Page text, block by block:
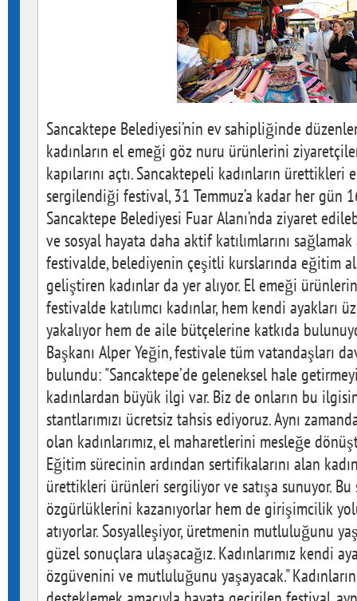
Sancaktepe Belediyesi’nin ev sahipliğinde
kadınların el emeği göz nuru ürünlerini
kapılarını açtı. Sancaktepeli kadınların
sergilendiği festival, 31 Temmuz’a kadar her gün
Sancaktepe Belediyesi Fuar Alanı’nda ziyaret
ve sosyal hayata daha aktif katılımlarını
festivalde, belediyenin çeşitli kurslarında eğitim
geliştiren kadınlar da yer alıyor. El emeği
festivalde katılımcı kadınlar, hem kendi ayakları
yakalıyor hem de aile bütçelerine katkıda
Başkanı Alper Yeğin, festivale tüm vatandaşları
bulundu: "Sancaktepe’de geleneksel hale
kadınlardan büyük ilgi var. Biz de onların bu
stantlarımızı ücretsiz tahsis ediyoruz. Aynı
olan kadınlarımız, el maharetlerini mesleğe
Eğitim sürecinin ardından sertifikalarını alan
ürettikleri ürünleri sergiliyor ve satışa sunuyor.
özgürlüklerini kazanıyorlar hem de girişimcilik
atıyorlar. Sosyalleşiyor, üretmenin mutluluğunu
güzel sonuçlara ulaşacağız. Kadınlarımız kendi
özgüvenini ve mutluluğunu yaşayacak."